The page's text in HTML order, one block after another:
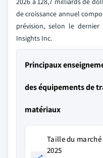
de croissance annuel
prévision, selon le
Insights Inc.
Principaux
des équipements de
matériaux
Taille du marché
2025